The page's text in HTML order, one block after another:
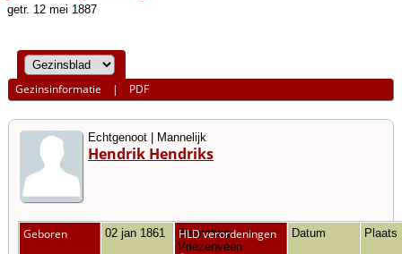
getr. 12 mei 1887
Gezinsinformatie | PDF
Echtgenoot | Mannelijk
Hendrik Hendriks
Geboren 02 jan 1861
Bruinehaar,
Vriezenveen
HLD verordeningen Datum Plaats